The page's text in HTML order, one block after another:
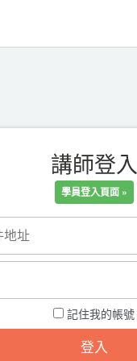
講師登入
學員登入頁面 »
記住我的帳號